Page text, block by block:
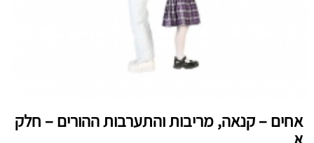
אחים – קנאה, מריבות והתערבות ההורים – חלק